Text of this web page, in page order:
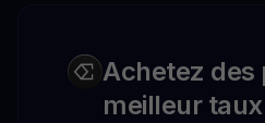
Achetez des
meilleur taux